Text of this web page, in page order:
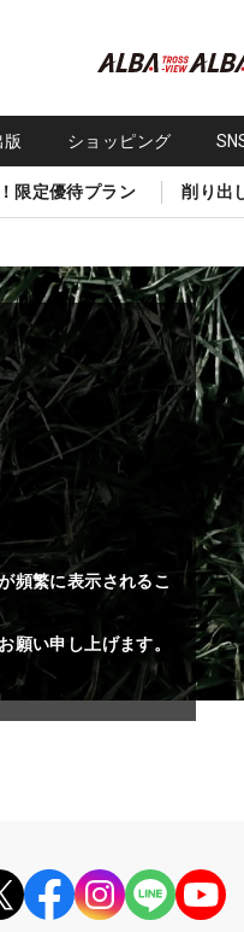
版 ショッピング
限定優待プラン 削り出
頻繁に表示されるこ
願い申し上げます。